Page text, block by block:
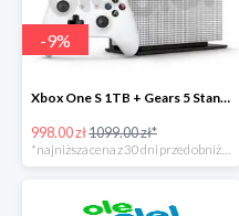
-9%
Xbox One S 1TB + Gears 5 Standard Edition + kolekcja gier
998.00 zł1099.00 zł*